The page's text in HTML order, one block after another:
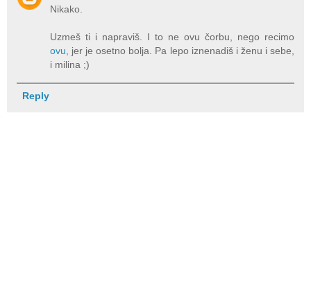
Nikako.
Uzmeš ti i napraviš. I to ne ovu čorbu, nego recimo
ovu , jer je osetno bolja. Pa lepo iznenadiš i ženu i sebe,
i milina ;)
Reply